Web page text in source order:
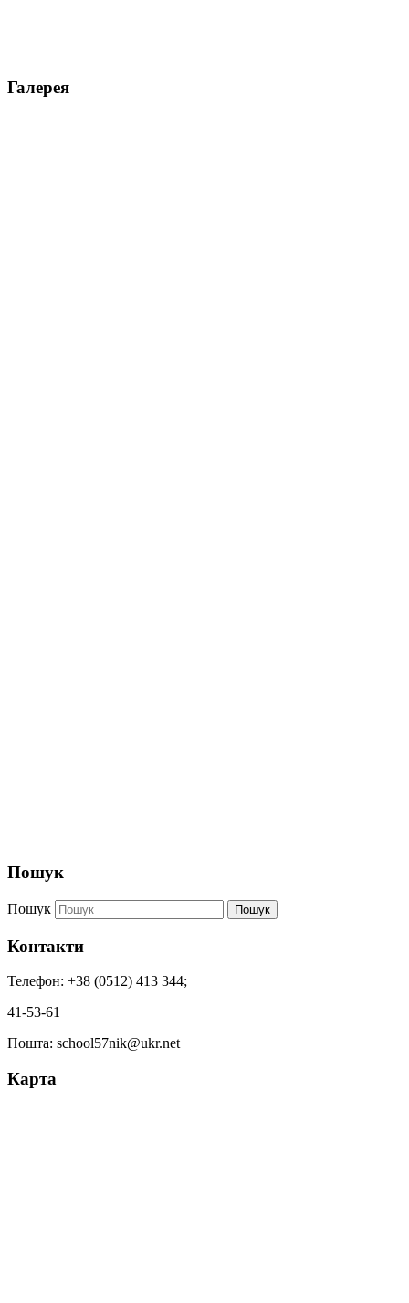
Галерея
Пошук
Пошук Пошук
Контакти
Телефон: +38 (0512) 413 344;
41-53-61
Пошта: school57nik@ukr.net
Карта